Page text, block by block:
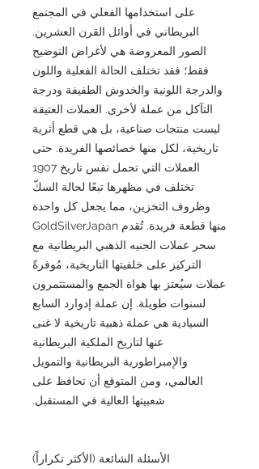
على استخدامها الفعلي في المجتمع
البريطاني في أوائل القرن العشرين.
الصور المعروضة هي لأغراض التوضيح
فقط؛ فقد تختلف الحالة الفعلية واللون
والدرجة اللونية والخدوش الطفيفة ودرجة
التآكل من عملة لأخرى. العملات العتيقة
ليست منتجات صناعية، بل هي قطع أثرية
تاريخية، لكل منها خصائصها الفريدة. حتى
العملات التي تحمل نفس تاريخ 1907
تختلف في مظهرها تبعًا لحالة السكّ
وظروف التخزين، مما يجعل كل واحدة
منها قطعة فريدة. تُقدم GoldSilverJapan
سحر عملات الجنيه الذهبي البريطانية مع
التركيز على خلفيتها التاريخية، مُوفرةً
عملات سيُعتز بها هواة الجمع والمستثمرون
لسنوات طويلة. إن عملة إدوارد السابع
السيادية هي عملة ذهبية تاريخية لا غنى
عنها لتاريخ الملكية البريطانية
والإمبراطورية البريطانية والتمويل
العالمي، ومن المتوقع أن تحافظ على
شعبيتها العالية في المستقبل.
الأسئلة الشائعة (الأكثر تكراراً)